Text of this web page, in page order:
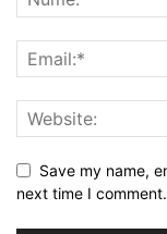
Save my name,
next time I comment.